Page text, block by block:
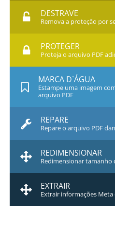
DESTRAVE
Remova a proteção por
PROTEGER
Proteja o arquivo PDF
MARCA D`ÁGUA
Estampe uma imagem
arquivo PDF
REPARE
Repare o arquivo PDF
REDIMENSIONAR
Redimensionar tamanho
EXTRAIR
Extrair informações Meta